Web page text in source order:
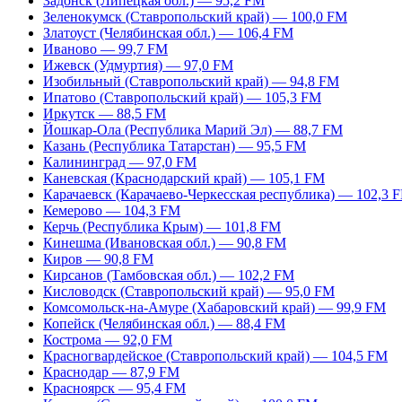
Зеленокумск (Ставропольский край) — 100,0 FM
Златоуст (Челябинская обл.) — 106,4 FM
Иваново — 99,7 FM
Ижевск (Удмуртия) — 97,0 FM
Изобильный (Ставропольский край) — 94,8 FM
Ипатово (Ставропольский край) — 105,3 FM
Иркутск — 88,5 FM
Йошкар-Ола (Республика Марий Эл) — 88,7 FM
Казань (Республика Татарстан) — 95,5 FM
Калининград — 97,0 FM
Каневская (Краснодарский край) — 105,1 FM
Карачаевск (Карачаево-Черкесская республика) — 102,3
Кемерово — 104,3 FM
Керчь (Республика Крым) — 101,8 FM
Кинешма (Ивановская обл.) — 90,8 FM
Киров — 90,8 FM
Кирсанов (Тамбовская обл.) — 102,2 FM
Кисловодск (Ставропольский край) — 95,0 FM
Комсомольск-на-Амуре (Хабаровский край) — 99,9 FM
Копейск (Челябинская обл.) — 88,4 FM
Кострома — 92,0 FM
Красногвардейское (Ставропольский край) — 104,5 FM
Краснодар — 87,9 FM
Красноярск — 95,4 FM